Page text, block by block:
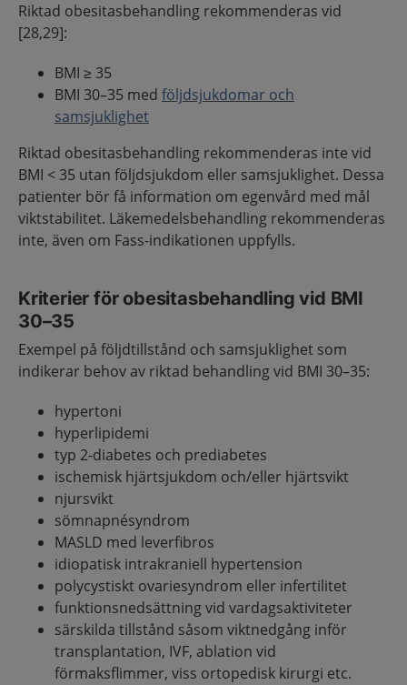
Riktad obesitasbehandling rekommenderas vid
[28,29]:
BMI ≥ 35
BMI 30–35 med följdsjukdomar och
samsjuklighet
Riktad obesitasbehandling rekommenderas inte vid
BMI < 35 utan följdsjukdom eller samsjuklighet. Dessa
patienter bör få information om egenvård med mål
viktstabilitet. Läkemedelsbehandling rekommenderas
inte, även om Fass-indikationen uppfylls.
Kriterier för obesitasbehandling vid BMI
30–35
Exempel på följdtillstånd och samsjuklighet som
indikerar behov av riktad behandling vid BMI 30–35:
hypertoni
hyperlipidemi
typ 2-diabetes och prediabetes
ischemisk hjärtsjukdom och/eller hjärtsvikt
njursvikt
sömnapnésyndrom
MASLD med leverfibros
idiopatisk intrakraniell hypertension
polycystiskt ovariesyndrom eller infertilitet
funktionsnedsättning vid vardagsaktiviteter
särskilda tillstånd såsom viktnedgång inför
transplantation, IVF, ablation vid
förmaksflimmer, viss ortopedisk kirurgi etc.